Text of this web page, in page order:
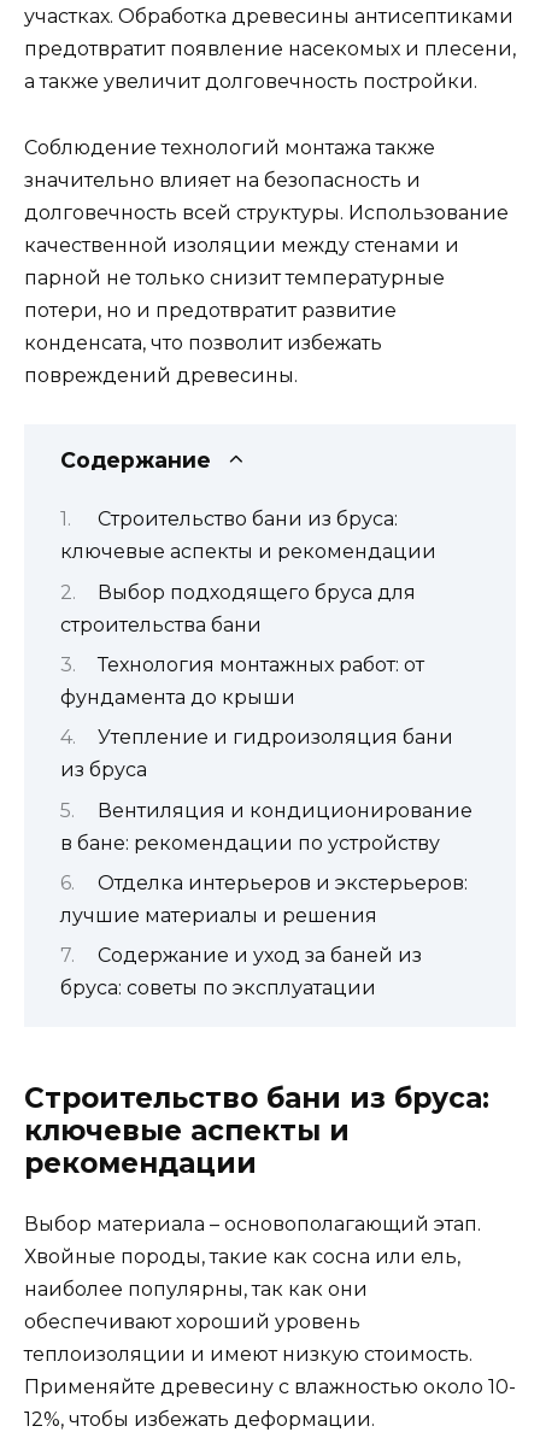
участках. Обработка древесины антисептиками
предотвратит появление насекомых и плесени,
а также увеличит долговечность постройки.
Соблюдение технологий монтажа также
значительно влияет на безопасность и
долговечность всей структуры. Использование
качественной изоляции между стенами и
парной не только снизит температурные
потери, но и предотвратит развитие
конденсата, что позволит избежать
повреждений древесины.
Содержание
Строительство бани из бруса:
ключевые аспекты и рекомендации
Выбор подходящего бруса для
строительства бани
Технология монтажных работ: от
фундамента до крыши
Утепление и гидроизоляция бани
из бруса
Вентиляция и кондиционирование
в бане: рекомендации по устройству
Отделка интерьеров и экстерьеров:
лучшие материалы и решения
Содержание и уход за баней из
бруса: советы по эксплуатации
Строительство бани из бруса:
ключевые аспекты и
рекомендации
Выбор материала – основополагающий этап.
Хвойные породы, такие как сосна или ель,
наиболее популярны, так как они
обеспечивают хороший уровень
теплоизоляции и имеют низкую стоимость.
Применяйте древесину с влажностью около 10-
12%, чтобы избежать деформации.